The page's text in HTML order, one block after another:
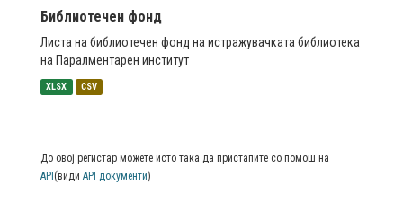
Библиотечен фонд
Листа на библиотечен фонд на истражувачката библиотека
на Паралментарен институт
XLSX CSV
До овој регистар можете исто така да пристапите со помош на
API (види API документи)